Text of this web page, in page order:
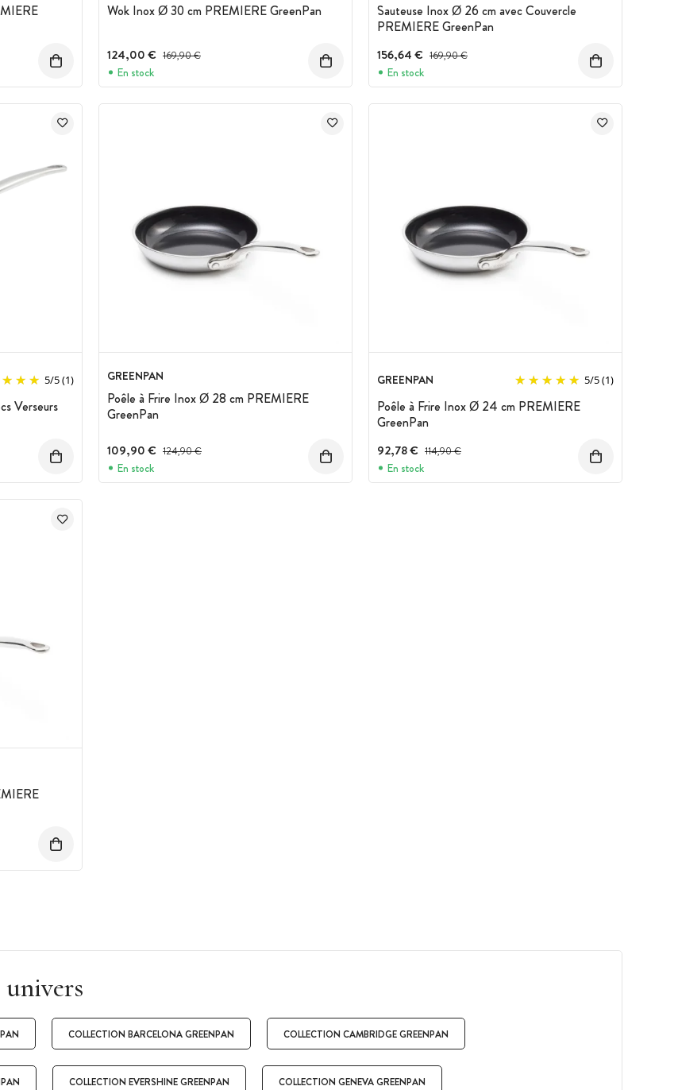
Wok Inox Ø 30 cm PREMIERE GreenPan
124,00 € Prix avant réduction :
169,90 €
En stock
Sauteuse Inox Ø 26 cm avec Couvercle
PREMIERE GreenPan
156,64 € Prix avant réduction :
169,90 €
En stock
5/5(1)
Verseurs
GREENPAN
Poêle à Frire Inox Ø 28 cm PREMIERE
GreenPan
109,90 € Prix avant réduction :
124,90 €
En stock
GREENPAN 5/5(1)
Poêle à Frire Inox Ø 24 cm PREMIERE
GreenPan
92,78 € Prix avant réduction :
114,90 €
En stock
univers
COLLECTION BARCELONA GREENPAN COLLECTION CAMBRIDGE GREENPAN
COLLECTION EVERSHINE GREENPAN COLLECTION GENEVA GREENPAN